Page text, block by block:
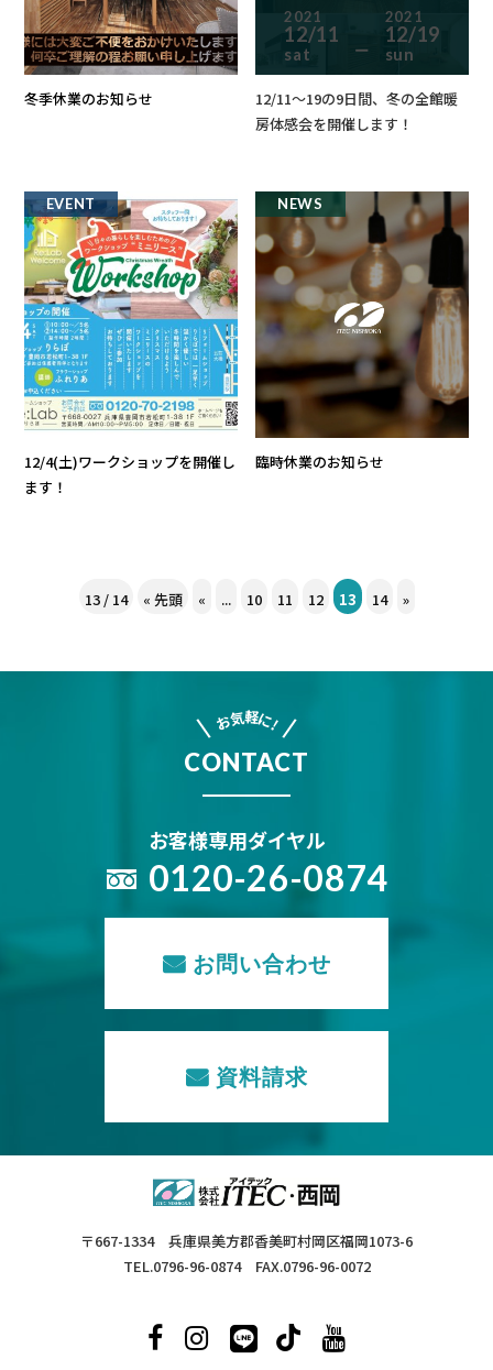
冬季休業のお知らせ
2021
12/11
sat ー
2021
12/19
sun
12/11～19の9日間、冬の全館暖
房体感会を開催します！
EVENT
12/4(土)ワークショップを開催し
ます！
NEWS
臨時休業のお知らせ
13 / 14 « 先頭 « ... 10 11 12 13 14 »
お気軽に
!
CONTACT
お客様専用ダイヤル
0120-26-0874
お問い合わせ
資料請求
〒667-1334 兵庫県美方郡香美町村岡区福岡1073-6
TEL.0796-96-0874 FAX.0796-96-0072